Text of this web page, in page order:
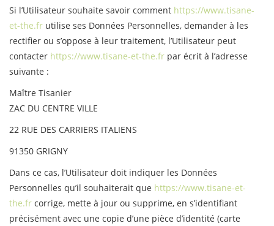
Si l’Utilisateur souhaite savoir comment https://www.tisane-
et-the.fr utilise ses Données Personnelles, demander à les
rectifier ou s’oppose à leur traitement, l’Utilisateur peut
contacter https://www.tisane-et-the.fr par écrit à l’adresse
suivante :
Maître Tisanier
ZAC DU CENTRE VILLE
22 RUE DES CARRIERS ITALIENS
91350 GRIGNY
Dans ce cas, l’Utilisateur doit indiquer les Données
Personnelles qu’il souhaiterait que https://www.tisane-et-
the.fr corrige, mette à jour ou supprime, en s’identifiant
précisément avec une copie d’une pièce d’identité (carte